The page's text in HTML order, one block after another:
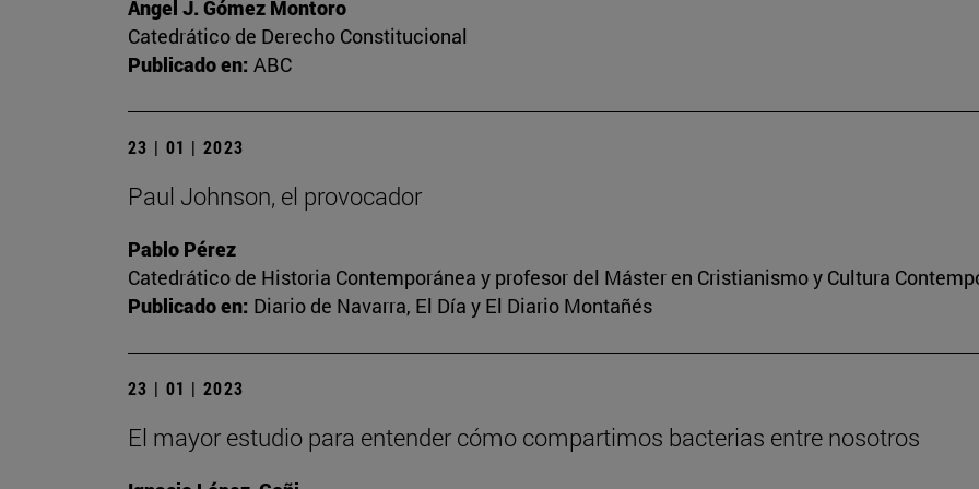
Ángel J. Gómez Montoro
Catedrático de Derecho Constitucional
Publicado en: ABC
23 | 01 | 2023
Paul Johnson, el provocador
Pablo Pérez
Catedrático de Historia Contemporánea y profesor del Máster en Cristianismo y Cultura
Publicado en: Diario de Navarra, El Día y El Diario Montañés
23 | 01 | 2023
El mayor estudio para entender cómo compartimos bacterias entre nosotros